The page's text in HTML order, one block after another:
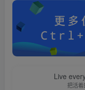
Live
把活